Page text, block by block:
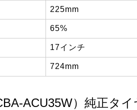
225mm
65%
17インチ
724mm
ACU35W）純正タ